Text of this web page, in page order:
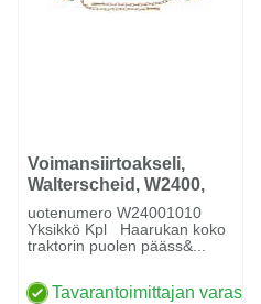
Voimansiirtoakseli,
Walterscheid, W2400,
1010mm, 1 3/8
uotenumero W24001010
Yksikkö Kpl Haarukan koko
traktorin puolen pääss&...
Tavarantoimittajan